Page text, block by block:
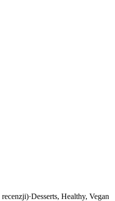
recenzji)·Desserts, Healthy, Vegan